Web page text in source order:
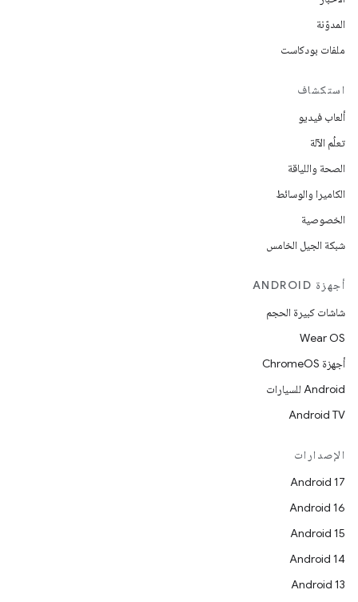
المدوّنة
ملفات بودكاست
استكشاف
ألعاب فيديو
تعلُم الآلة
الصحة واللياقة
الكاميرا والوسائط
الخصوصية
شبكة الجيل الخامس
أجهزة ANDROID
شاشات كبيرة الحجم
Wear OS
أجهزة ChromeOS
Android للسيارات
Android TV
الإصدارات
Android 17
Android 16
Android 15
Android 14
Android 13